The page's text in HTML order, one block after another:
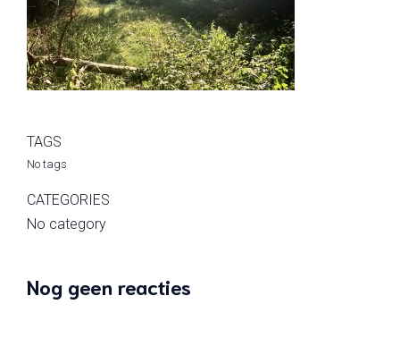
TAGS
No tags
CATEGORIES
No category
Nog geen reacties